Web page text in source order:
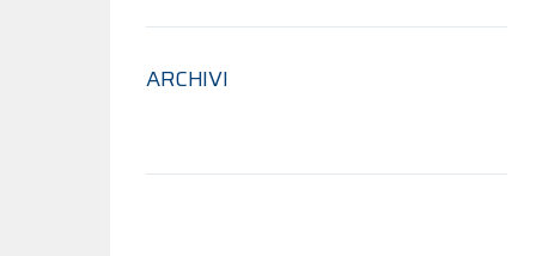
ARCHIVI